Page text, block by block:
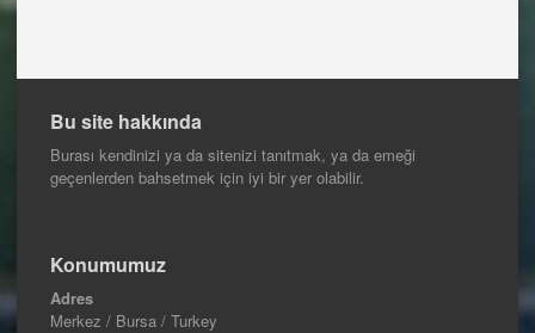
Bu site hakkında
Burası kendinizi ya da sitenizi tanıtmak, ya da emeği
geçenlerden bahsetmek için iyi bir yer olabilir.
Konumumuz
Adres
Merkez / Bursa / Turkey